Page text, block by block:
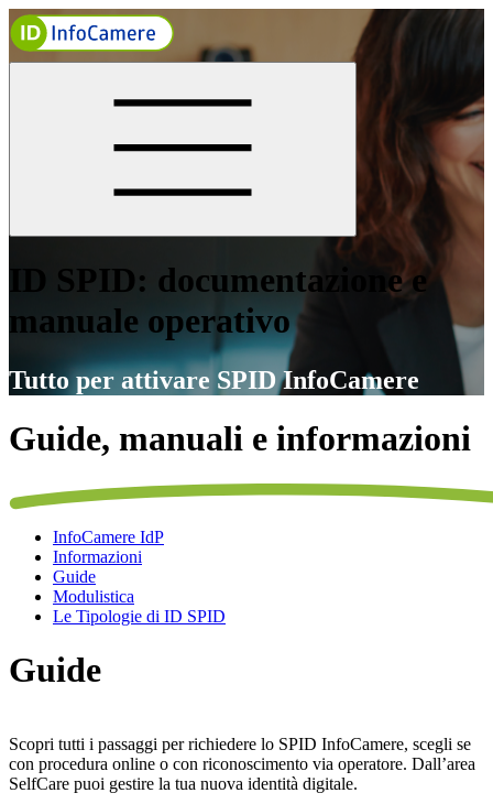
ID SPID: documentazione e
manuale operativo
Tutto per attivare SPID InfoCamere
Guide, manuali e informazioni
InfoCamere IdP
Informazioni
Guide
Modulistica
Le Tipologie di ID SPID
Guide
Scopri tutti i passaggi per richiedere lo SPID InfoCamere, scegli se
con procedura online o con riconoscimento via operatore. Dall’area
SelfCare puoi gestire la tua nuova identità digitale.